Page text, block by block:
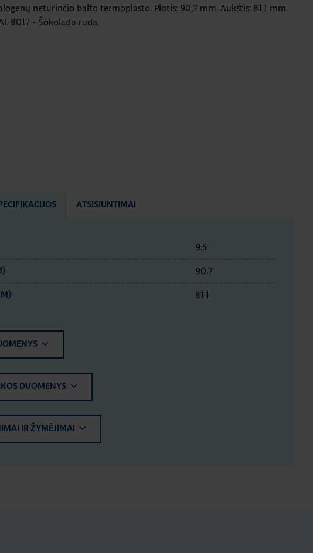
neturinčio balto termoplasto. Plotis: 90,7 mm. Aukštis: 81,1 mm.
8017 - Šokolado ruda.
ATSISIUNTIMAI
9.5
90.7
81.1
DUOMENYS
IR ŽYMĖJIMAI